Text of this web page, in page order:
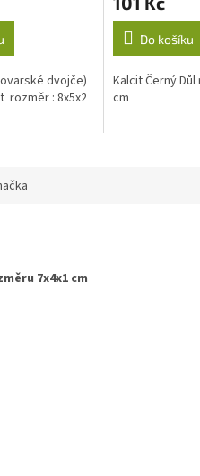
dvojče)
rozměr : 8x5x2
Do košíku
Kalcit Černý
cm
7x4x1 cm